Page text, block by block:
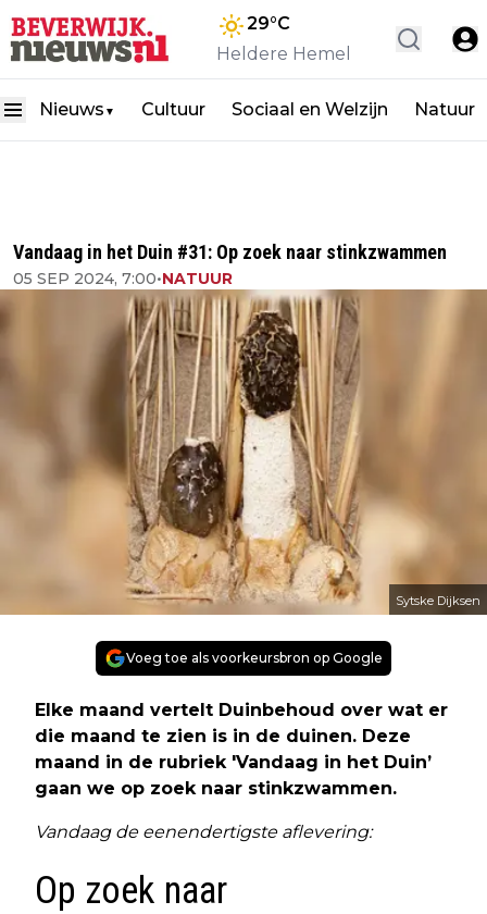
29°C
Heldere Hemel
Nieuws ▼ Cultuur Sociaal en Welzijn Natuur
Vandaag in het Duin #31: Op zoek naar stinkzwammen
05 SEP 2024, 7:00•NATUUR
Sytske Dijksen
Voeg toe als voorkeursbron op Google
Elke maand vertelt Duinbehoud over wat er
die maand te zien is in de duinen. Deze
maand in de rubriek 'Vandaag in het Duin’
gaan we op zoek naar stinkzwammen.
Vandaag de eenendertigste aflevering:
Op zoek naar